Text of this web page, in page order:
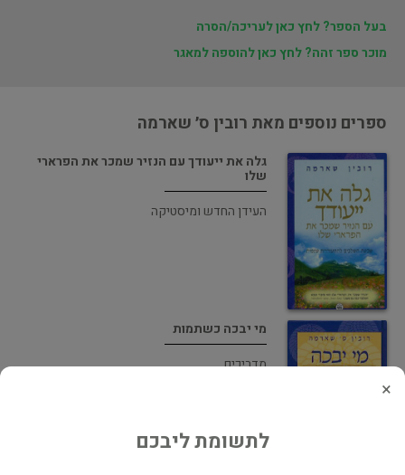
בעל הספר? לחץ כאן לעריכה/הסרה
מוכר ספר זהה? לחץ כאן להוספה למאגר
ספרים נוספים מאת רובין ס׳ שארמה
גלה את ייעודך עם הנזיר שמכר את הפרארי
שלו
העידן החדש ומיסטיקה
מי יבכה כשתמות
מדריכים
×
לתשומת ליבכם